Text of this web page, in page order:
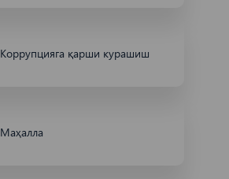
Коррупцияга қарши курашиш
Маҳалла